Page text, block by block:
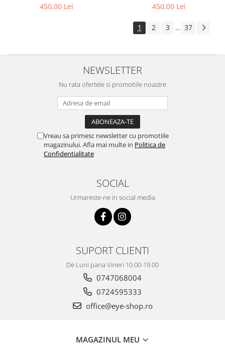
450,00 Lei
450,00 Lei
1 2 3 ... 37
NEWSLETTER
Nu rata ofertele si promotiile noastre
Vreau sa primesc newsletter cu promotiile
magazinului. Afla mai multe in Politica de
Confidentialitate
SOCIAL
Urmareste-ne in social media
SUPORT CLIENTI
De Luni pana Vineri 10.00-19.00
0747068004
0724595333
office@eye-shop.ro
MAGAZINUL MEU